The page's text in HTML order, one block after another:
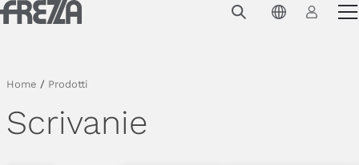
Skip to main content
Collezioni
Progetti e ispirazioni
Home / Prodotti
Scrivanie